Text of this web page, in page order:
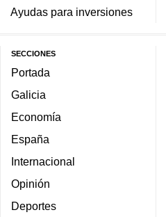
Ayudas para inversiones
SECCIONES
Portada
Galicia
Economía
España
Internacional
Opinión
Deportes